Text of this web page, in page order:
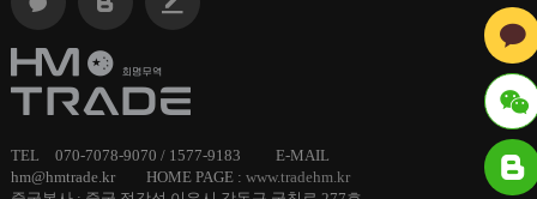
ID :
TEL 070-7078-9070 / 1577-9183 E-MAIL
hm@hmtrade.kr HOME PAGE : www.tradehm.kr